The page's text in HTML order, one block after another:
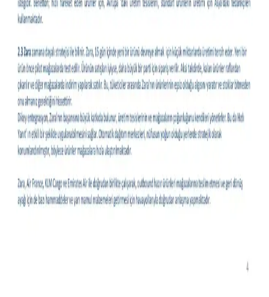
Kel erkeklerin iş kıyafetleriyle uyumlu şapka seçimi, mevsim, ortam
ve konfor faktörleri göz önünde bulundurularak yapılmalıdır.
Kıyafetlerde Yazı Kullanımı: Moda, Anlam ve İfade
Aracı Olarak Yazılı Tasarımlar
Kıyafetlerde yazı kullanımı, sadece estetik değil, sosyal ve kişisel
mesajlar taşıyan önemli bir moda unsuru olarak öne çıkıyor.
Tasarımlar, mizah, protesto ve kültürel ifadelerle zenginleşiyor.
Slim Taper ve Geniş Paça Kot Pantolonların Vücut
Tipine ve Stile Göre Seçimi
Kot pantolon seçiminde vücut tipi, ayakkabı uyumu ve stil
önceliklidir. Slim taper ince baldırlar için idealken, geniş paça farklı
tarz ve vücut tiplerine hitap eder. Düz kesimler zamansızdır.